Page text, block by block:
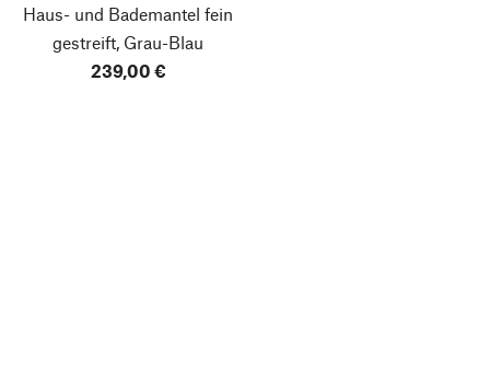
Haus- und Bademantel fein
gestreift, Grau-Blau
239,00 €